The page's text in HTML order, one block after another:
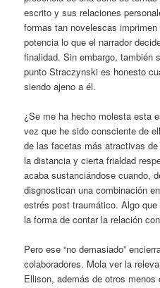
escrito y sus relaciones
formas tan novelescas
potencia lo que el narrador
finalidad. Sin embargo, también
punto Straczynski es honesto
siendo ajeno a él.
¿Se me ha hecho molesta esta
vez que he sido consciente de
de las facetas más atractivas
la distancia y cierta frialdad
acaba sustanciándose cuando,
disgnostican una combinación
estrés post traumático. Algo
la forma de contar la relación
Pero ese “no demasiado”
colaboradores. Mola ver la
Ellison, además de otros